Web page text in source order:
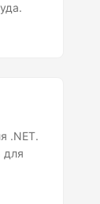
.NET.
для